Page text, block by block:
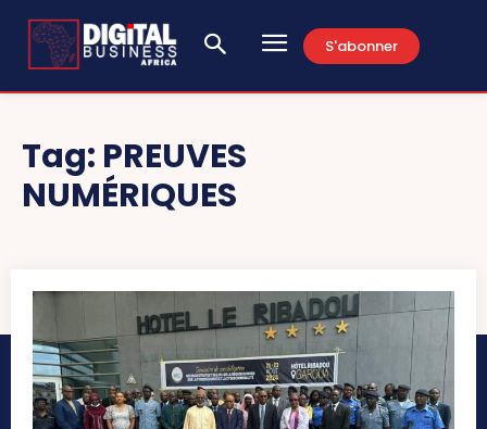
S'abonner
Tag: PREUVES
NUMÉRIQUES